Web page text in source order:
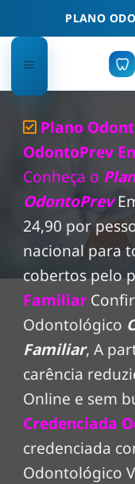
PLANO
Plano
OdontoPrev
Conheça o
OdontoPrev
24,90 por
nacional para
cobertos pelo
Familiar
Odontológico
Familiar, A
carência
Online e sem
Credenciada
credenciada
Odontológico